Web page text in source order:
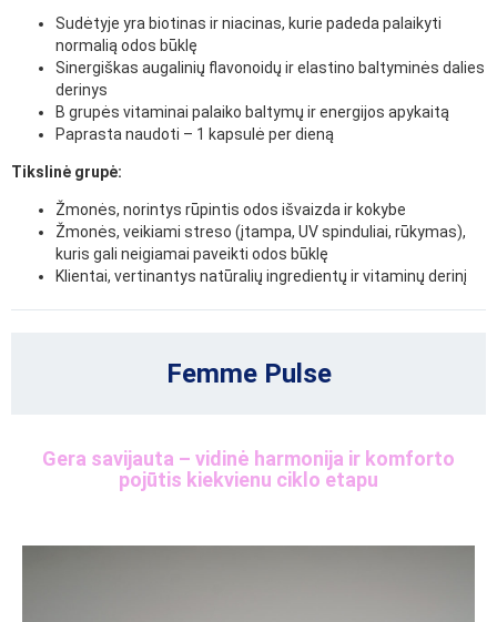
Sudėtyje yra biotinas ir niacinas, kurie padeda palaikyti
normalią odos būklę
Sinergiškas augalinių flavonoidų ir elastino baltyminės dalies
derinys
B grupės vitaminai palaiko baltymų ir energijos apykaitą
Paprasta naudoti – 1 kapsulė per dieną
Tikslinė grupė:
Žmonės, norintys rūpintis odos išvaizda ir kokybe
Žmonės, veikiami streso (įtampa, UV spinduliai, rūkymas),
kuris gali neigiamai paveikti odos būklę
Klientai, vertinantys natūralių ingredientų ir vitaminų derinį
Femme Pulse
Gera savijauta – vidinė harmonija ir komforto
pojūtis kiekvienu ciklo etapu